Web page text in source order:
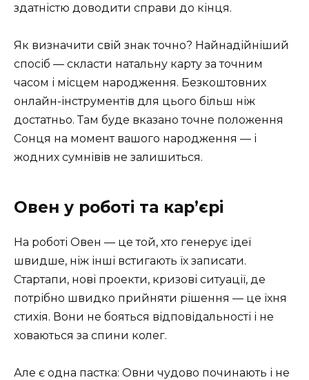
здатністю доводити справи до кінця.
Як визначити свій знак точно? Найнадійніший
спосіб — скласти натальну карту за точним
часом і місцем народження. Безкоштовних
онлайн-інструментів для цього більш ніж
достатньо. Там буде вказано точне положення
Сонця на момент вашого народження — і
жодних сумнівів не залишиться.
Овен у роботі та кар’єрі
На роботі Овен — це той, хто генерує ідеї
швидше, ніж інші встигають їх записати.
Стартапи, нові проекти, кризові ситуації, де
потрібно швидко прийняти рішення — це їхня
стихія. Вони не бояться відповідальності і не
ховаються за спини колег.
Але є одна пастка: Овни чудово починають і не